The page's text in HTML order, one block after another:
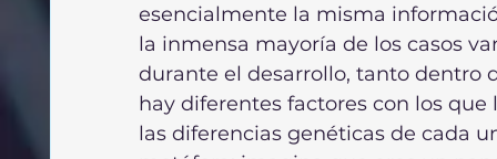
esencialmente la misma
la inmensa mayoría de los casos
durante el desarrollo, tanto dentro
hay diferentes factores con los
las diferencias genéticas de cada